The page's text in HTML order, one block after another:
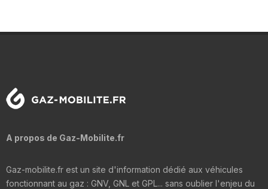
A propos de Gaz-Mobilite.fr
Gaz-mobilite.fr est un site d'information dédié aux véhicules
fonctionnant au gaz : GNV, GNL et GPL... sans oublier l'enjeu du